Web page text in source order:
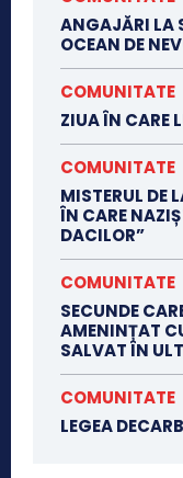
ANGAJĂRI LA
OCEAN DE
COMUNITATE
ZIUA ÎN CARE
COMUNITATE
MISTERUL DE
ÎN CARE
DACILOR”
COMUNITATE
SECUNDE
AMENINȚAT
SALVAT ÎN
COMUNITATE
LEGEA